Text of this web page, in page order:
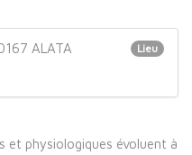
ALATA Lieu
et physiologiques évoluent à